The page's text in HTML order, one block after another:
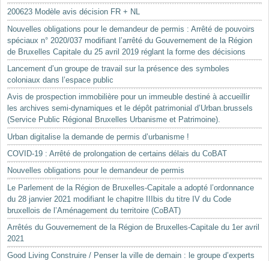
200623 Modèle avis décision FR + NL
Nouvelles obligations pour le demandeur de permis : Arrêté de pouvoirs
spéciaux n° 2020/037 modifiant l’arrêté du Gouvernement de la Région
de Bruxelles Capitale du 25 avril 2019 réglant la forme des décisions
Lancement d’un groupe de travail sur la présence des symboles
coloniaux dans l’espace public
Avis de prospection immobilière pour un immeuble destiné à accueillir
les archives semi-dynamiques et le dépôt patrimonial d’Urban.brussels
(Service Public Régional Bruxelles Urbanisme et Patrimoine).
Urban digitalise la demande de permis d’urbanisme !
COVID-19 : Arrêté de prolongation de certains délais du CoBAT
Nouvelles obligations pour le demandeur de permis
Le Parlement de la Région de Bruxelles-Capitale a adopté l’ordonnance
du 28 janvier 2021 modifiant le chapitre IIIbis du titre IV du Code
bruxellois de l’Aménagement du territoire (CoBAT)
Arrêtés du Gouvernement de la Région de Bruxelles-Capitale du 1er avril
2021
Good Living Construire / Penser la ville de demain : le groupe d’experts